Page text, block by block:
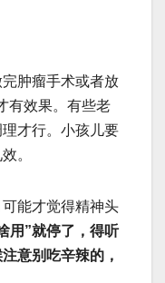
肿瘤手术或者放
有效果。有些老
才行。小孩儿要
。
能才觉得精神头
用”就停了，得听
意别吃辛辣的，